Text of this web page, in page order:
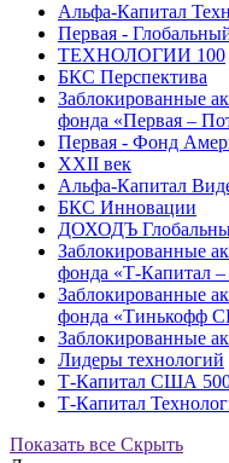
Альфа-Капитал
Первая -
ТЕХНОЛОГИИ 100
БКС Перспектива
Заблокированные
фонда «Первая –
Первая - Фонд
XXII век
Альфа-Капитал
БКС Инновации
ДОХОДЪ
Заблокированные
фонда «Т-Капитал –
Заблокированные
фонда «Тинькофф
Заблокированные
Лидеры технологий
Т-Капитал США
Т-Капитал
Показать все Скрыть